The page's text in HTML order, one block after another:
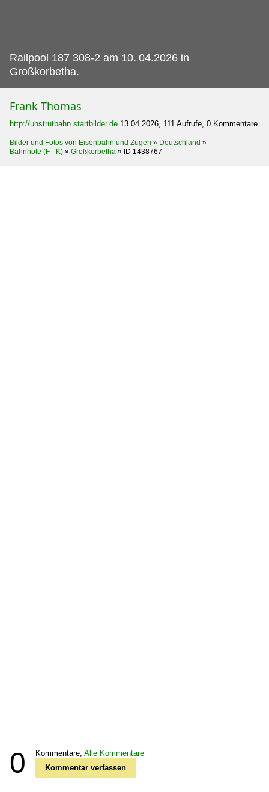
Railpool 187 308-2 am 10. 04.2026 in
Großkorbetha.
Frank Thomas
http://unstrutbahn.startbilder.de 13.04.2026, 111 Aufrufe, 0 Kommentare
Bilder und Fotos von Eisenbahn und Zügen » Deutschland »
Bahnhöfe (F - K) » Großkorbetha » ID 1438767
0 Kommentare, Alle Kommentare
Kommentar verfassen